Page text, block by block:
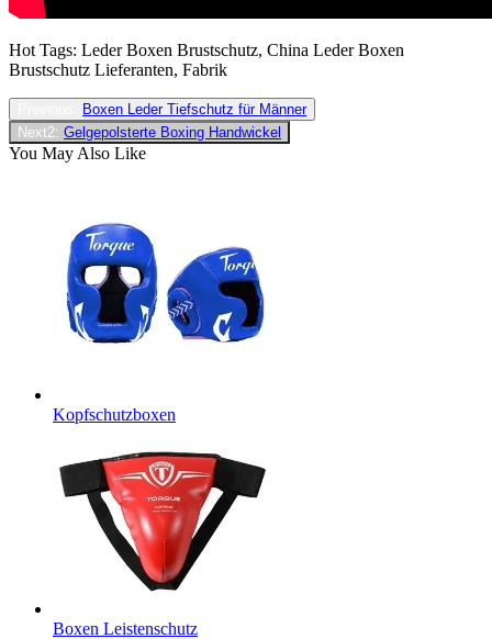
Hot Tags: Leder Boxen Brustschutz, China Leder Boxen
Brustschutz Lieferanten, Fabrik
Boxen Leder Tiefschutz für Männer
Next2: Gelgepolsterte Boxing Handwickel
You May Also Like
Kopfschutzboxen
Boxen Leistenschutz